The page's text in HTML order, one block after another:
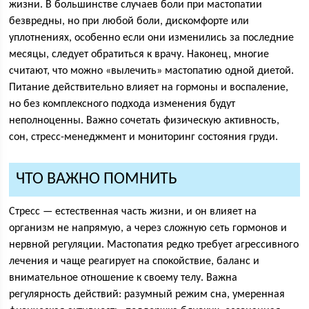
жизни. В большинстве случаев боли при мастопатии
безвредны, но при любой боли, дискомфорте или
уплотнениях, особенно если они изменились за последние
месяцы, следует обратиться к врачу. Наконец, многие
считают, что можно «вылечить» мастопатию одной диетой.
Питание действительно влияет на гормоны и воспаление,
но без комплексного подхода изменения будут
неполноценны. Важно сочетать физическую активность,
сон, стресс-менеджмент и мониторинг состояния груди.
ЧТО ВАЖНО ПОМНИТЬ
Стресс — естественная часть жизни, и он влияет на
организм не напрямую, а через сложную сеть гормонов и
нервной регуляции. Мастопатия редко требует агрессивного
лечения и чаще реагирует на спокойствие, баланс и
внимательное отношение к своему телу. Важна
регулярность действий: разумный режим сна, умеренная